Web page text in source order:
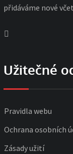
přidáváme nové
Užitečné
Pravidla webu
Ochrana osobních
Zásady užití